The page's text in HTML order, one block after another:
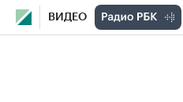
ВИДЕО